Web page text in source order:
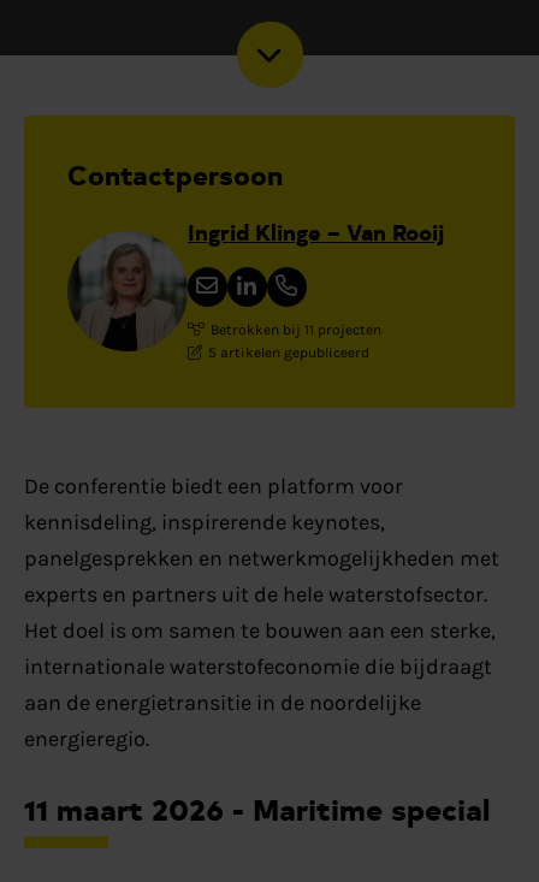
Contactpersoon
Ingrid Klinge – Van Rooij
Betrokken bij 11 projecten
5 artikelen gepubliceerd
De conferentie biedt een platform voor
kennisdeling, inspirerende keynotes,
panelgesprekken en netwerkmogelijkheden met
experts en partners uit de hele waterstofsector.
Het doel is om samen te bouwen aan een sterke,
internationale waterstofeconomie die bijdraagt
aan de energietransitie in de noordelijke
energieregio.
11 maart 2026 - Maritime special